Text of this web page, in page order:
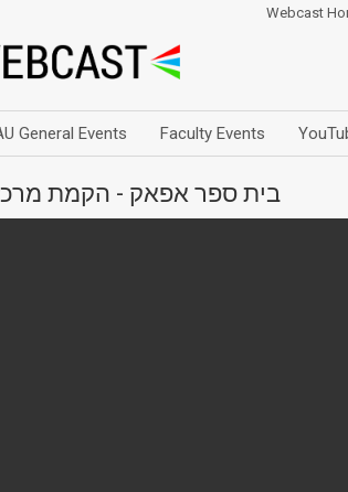
Webcast
General Events Faculty Events
בית ספר אפאק - הקמת מרכז